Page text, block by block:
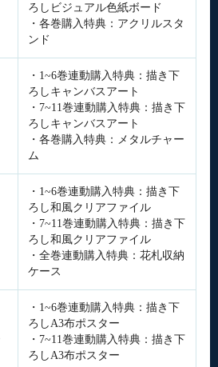
ろしビジュアル色紙ボード
・各巻購入特典：アクリルスタ
ンド
・1~6巻連動購入特典：描き下
ろしキャンバスアート
・7~11巻連動購入特典：描き下
ろしキャンバスアート
・各巻購入特典：メタルチャー
ム
・1~6巻連動購入特典：描き下
ろし和風クリアファイル
・7~11巻連動購入特典：描き下
ろし和風クリアファイル
・全巻連動購入特典：花札収納
ケース
・1~6巻連動購入特典：描き下
ろしA3布ポスター
・7~11巻連動購入特典：描き下
ろしA3布ポスター